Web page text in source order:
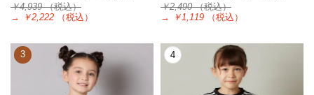
￥4,939（税込）
→
￥2,222 （税込）
￥2,490（税込）
→
￥1,119 （税込）
3 4